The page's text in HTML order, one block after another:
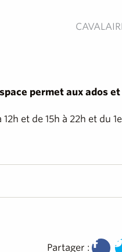
permet aux
et de 15h à 22h et du
Partager :